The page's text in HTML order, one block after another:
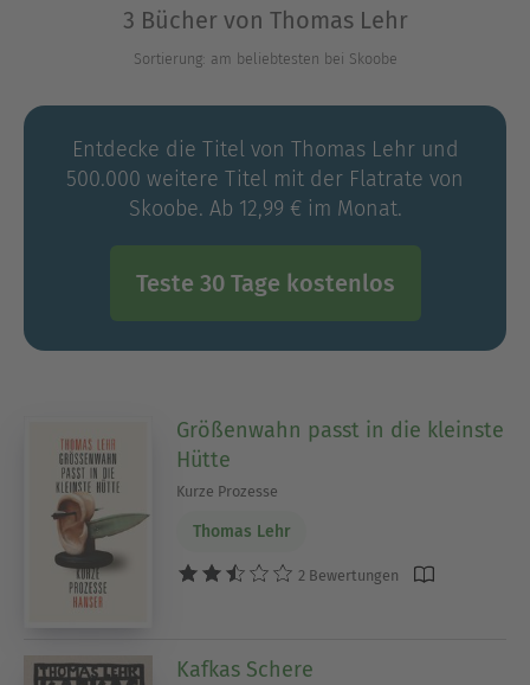
3 Bücher von Thomas Lehr
Sortierung: am beliebtesten bei Skoobe
Entdecke die Titel von Thomas Lehr und
500.000 weitere Titel mit der Flatrate von
Skoobe. Ab 12,99 € im Monat.
Teste 30 Tage kostenlos
Größenwahn passt in die kleinste
Hütte
Kurze Prozesse
Thomas Lehr
2 Bewertungen
Kafkas Schere